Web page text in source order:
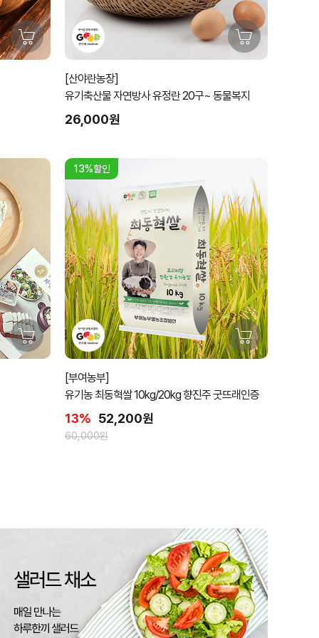
[산야란농장]
유기축산물 자연방사 유정란 20구~ 동물복지
26,000원
13%할인
[부여농부]
유기농 최동혁쌀 10kg/20kg 향진주 굿뜨래인증
13% 52,200원
60,000원